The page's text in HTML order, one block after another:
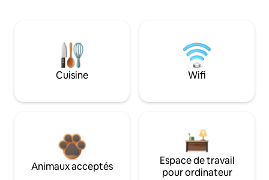
Cuisine Wifi
Animaux acceptés
Espace de travail
pour ordinateur